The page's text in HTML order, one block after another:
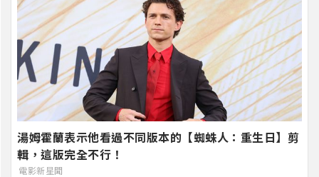
湯姆霍蘭表示他看過不同版本的【蜘蛛人：重生日】剪
輯，這版完全不行！
電影新星聞